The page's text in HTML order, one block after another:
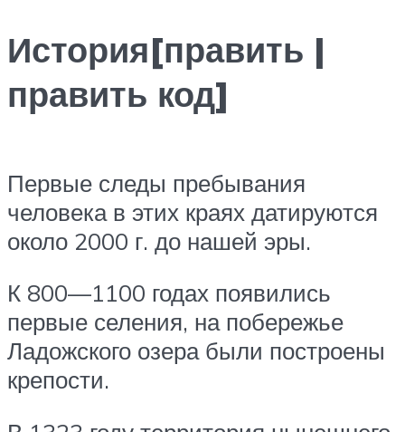
История[править |
править код]
Первые следы пребывания
человека в этих краях датируются
около 2000 г. до нашей эры.
К 800—1100 годах появились
первые селения, на побережье
Ладожского озера были построены
крепости.